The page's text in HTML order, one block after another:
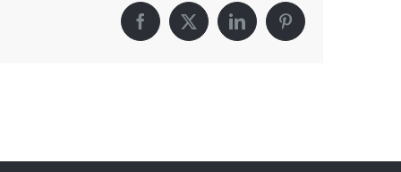
Facebook
X LinkedInPinterest